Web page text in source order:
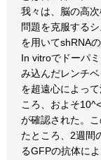
我々は、脳の高
問題を克服する
を用いてshRNA
In vitroでドーパ
み込んだレンチ
を超遠心によっ
ころ、およそ
が確認された。
たところ、2週間
るGFPの抗体に